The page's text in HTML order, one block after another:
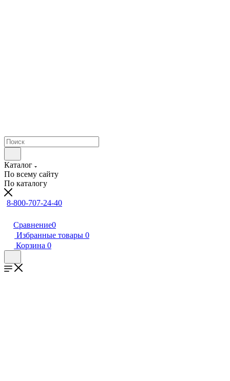
Каталог
По всему сайту
По каталогу
8-800-707-24-40
Сравнение0
Избранные товары 0
Корзина 0